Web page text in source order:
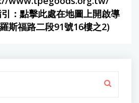
： 點擊此處在地圖上開啟導
斯福路二段91號16樓之2)